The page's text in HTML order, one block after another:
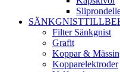
Filter Sänkgnist
Grafit
Koppar &
Kopparelektroder